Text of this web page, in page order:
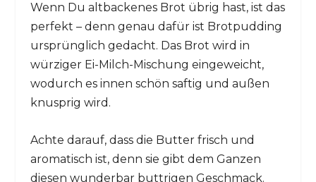
Wenn Du altbackenes Brot übrig hast, ist das
perfekt – denn genau dafür ist Brotpudding
ursprünglich gedacht. Das Brot wird in
würziger Ei-Milch-Mischung eingeweicht,
wodurch es innen schön saftig und außen
knusprig wird.
Achte darauf, dass die Butter frisch und
aromatisch ist, denn sie gibt dem Ganzen
diesen wunderbar buttrigen Geschmack.